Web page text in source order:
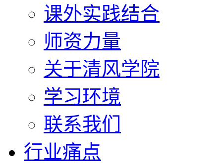
课外实践结合
师资力量
关于清风学院
学习环境
联系我们
行业痛点